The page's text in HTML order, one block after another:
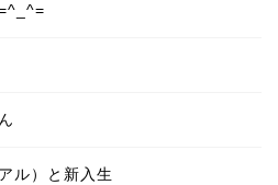
ル）と新入生